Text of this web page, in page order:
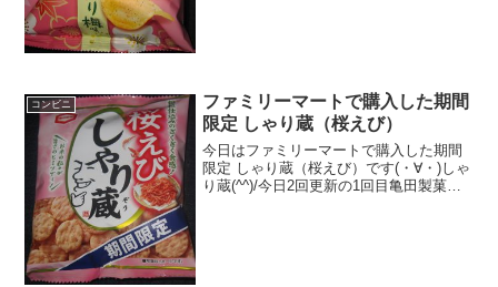
コンビニ
ファミリーマートで購入した期間
限定 しゃり蔵（桜えび）
今日はファミリーマートで購入した期間
限定 しゃり蔵（桜えび）です(・∀・)しゃ
り蔵(^^)/今日2回更新の1回目亀田製菓で